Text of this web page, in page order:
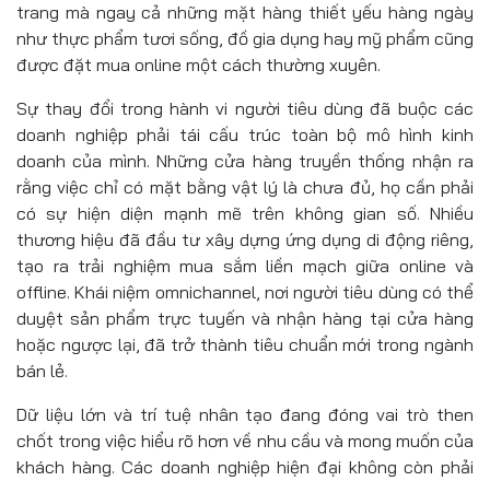
trang mà ngay cả những mặt hàng thiết yếu hàng ngày
như thực phẩm tươi sống, đồ gia dụng hay mỹ phẩm cũng
được đặt mua online một cách thường xuyên.
Sự thay đổi trong hành vi người tiêu dùng đã buộc các
doanh nghiệp phải tái cấu trúc toàn bộ mô hình kinh
doanh của mình. Những cửa hàng truyền thống nhận ra
rằng việc chỉ có mặt bằng vật lý là chưa đủ, họ cần phải
có sự hiện diện mạnh mẽ trên không gian số. Nhiều
thương hiệu đã đầu tư xây dựng ứng dụng di động riêng,
tạo ra trải nghiệm mua sắm liền mạch giữa online và
offline. Khái niệm omnichannel, nơi người tiêu dùng có thể
duyệt sản phẩm trực tuyến và nhận hàng tại cửa hàng
hoặc ngược lại, đã trở thành tiêu chuẩn mới trong ngành
bán lẻ.
Dữ liệu lớn và trí tuệ nhân tạo đang đóng vai trò then
chốt trong việc hiểu rõ hơn về nhu cầu và mong muốn của
khách hàng. Các doanh nghiệp hiện đại không còn phải